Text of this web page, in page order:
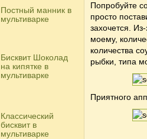
Постный манник в
мультиварке
Бисквит Шоколад
на кипятке в
мультиварке
Классический
бисквит в
мультиварке
Попробуйте
просто
захочется.
моему,
количества
рыбки, типа
Приятного